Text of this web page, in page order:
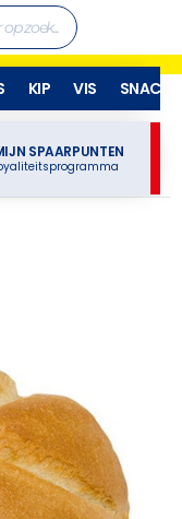
KIP VIS SNACKS
SPAARPUNTEN